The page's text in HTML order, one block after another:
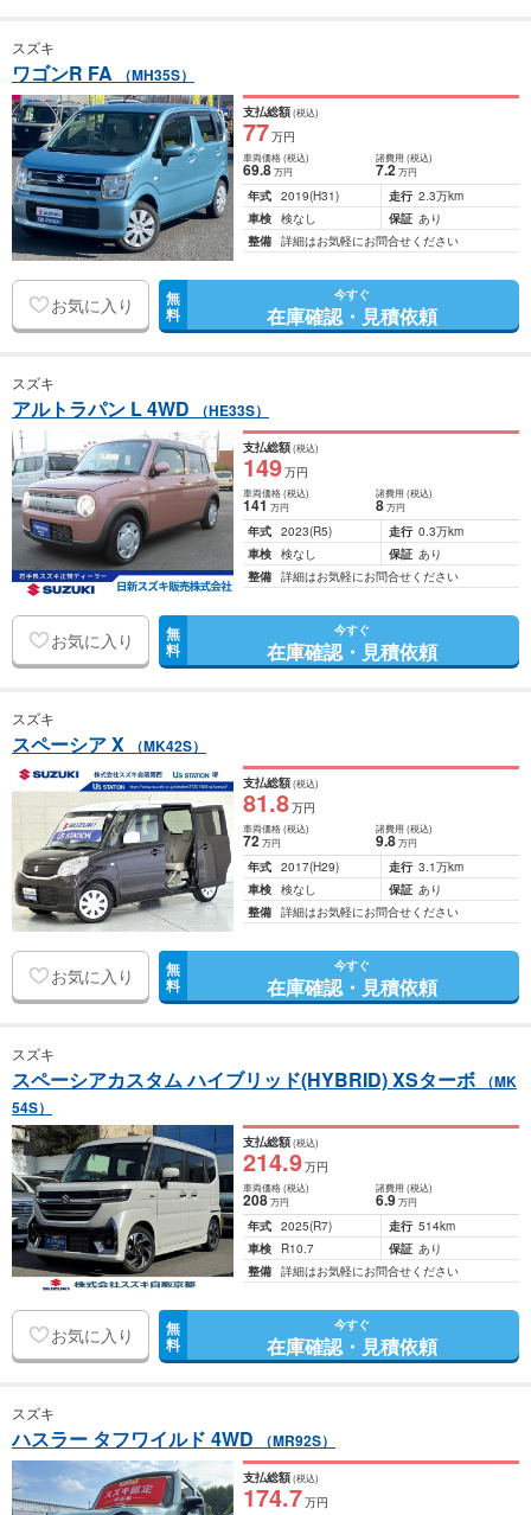
スズキ
ワゴンR FA （MH35S）
支払総額(税込)
77万円
車両価格(税込)
69.8万円
諸費用 (税込)
7.2 万円
年式 2019(H31) 走行 2.3万km
車検 検なし 保証 あり
整備 詳細はお気軽にお問合せください
お気に入り 無
料
今すぐ
在庫確認・見積依頼
スズキ
アルトラパン L 4WD （HE33S）
支払総額(税込)
149万円
車両価格(税込)
141万円
諸費用 (税込)
8 万円
年式 2023(R5) 走行 0.3万km
車検 検なし 保証 あり
整備 詳細はお気軽にお問合せください
お気に入り 無
料
今すぐ
在庫確認・見積依頼
スズキ
スペーシア X （MK42S）
支払総額(税込)
81.8万円
車両価格(税込)
72万円
諸費用 (税込)
9.8 万円
年式 2017(H29) 走行 3.1万km
車検 検なし 保証 あり
整備 詳細はお気軽にお問合せください
お気に入り 無
料
今すぐ
在庫確認・見積依頼
スズキ
スペーシアカスタム ハイブリッド(HYBRID) XSターボ
（MK
54S）
支払総額(税込)
214.9万円
車両価格(税込)
208万円
諸費用 (税込)
6.9 万円
年式 2025(R7) 走行 514km
車検
R10.7 保証 あり
整備 詳細はお気軽にお問合せください
お気に入り 無
料
今すぐ
在庫確認・見積依頼
スズキ
ハスラー タフワイルド 4WD （MR92S）
支払総額(税込)
174.7万円